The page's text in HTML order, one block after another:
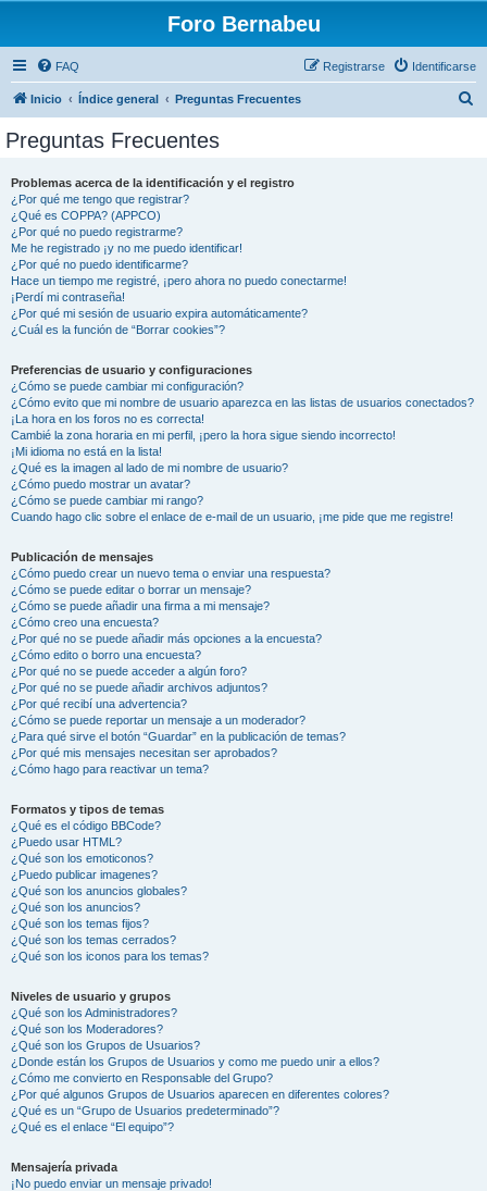
Foro Bernabeu
FAQ Identificarse
Registrarse
Inicio Índice general Preguntas Frecuentes
Preguntas Frecuentes
Problemas acerca de la identificación y el registro
¿Por qué me tengo que registrar?
¿Qué es COPPA? (APPCO)
¿Por qué no puedo registrarme?
Me he registrado ¡y no me puedo identificar!
¿Por qué no puedo identificarme?
Hace un tiempo me registré, ¡pero ahora no puedo conectarme!
¡Perdí mi contraseña!
¿Por qué mi sesión de usuario expira automáticamente?
¿Cuál es la función de “Borrar cookies”?
Preferencias de usuario y configuraciones
¿Cómo se puede cambiar mi configuración?
¿Cómo evito que mi nombre de usuario aparezca en las listas de usuarios conectados?
¡La hora en los foros no es correcta!
Cambié la zona horaria en mi perfil, ¡pero la hora sigue siendo incorrecto!
¡Mi idioma no está en la lista!
¿Qué es la imagen al lado de mi nombre de usuario?
¿Cómo puedo mostrar un avatar?
¿Cómo se puede cambiar mi rango?
Cuando hago clic sobre el enlace de e-mail de un usuario, ¡me pide que me registre!
Publicación de mensajes
¿Cómo puedo crear un nuevo tema o enviar una respuesta?
¿Cómo se puede editar o borrar un mensaje?
¿Cómo se puede añadir una firma a mi mensaje?
¿Cómo creo una encuesta?
¿Por qué no se puede añadir más opciones a la encuesta?
¿Cómo edito o borro una encuesta?
¿Por qué no se puede acceder a algún foro?
¿Por qué no se puede añadir archivos adjuntos?
¿Por qué recibí una advertencia?
¿Cómo se puede reportar un mensaje a un moderador?
¿Para qué sirve el botón “Guardar” en la publicación de temas?
¿Por qué mis mensajes necesitan ser aprobados?
¿Cómo hago para reactivar un tema?
Formatos y tipos de temas
¿Qué es el código BBCode?
¿Puedo usar HTML?
¿Qué son los emoticonos?
¿Puedo publicar imagenes?
¿Qué son los anuncios globales?
¿Qué son los anuncios?
¿Qué son los temas fijos?
¿Qué son los temas cerrados?
¿Qué son los iconos para los temas?
Niveles de usuario y grupos
¿Qué son los Administradores?
¿Qué son los Moderadores?
¿Qué son los Grupos de Usuarios?
¿Donde están los Grupos de Usuarios y como me puedo unir a ellos?
¿Cómo me convierto en Responsable del Grupo?
¿Por qué algunos Grupos de Usuarios aparecen en diferentes colores?
¿Qué es un “Grupo de Usuarios predeterminado”?
¿Qué es el enlace “El equipo”?
Mensajería privada
¡No puedo enviar un mensaje privado!